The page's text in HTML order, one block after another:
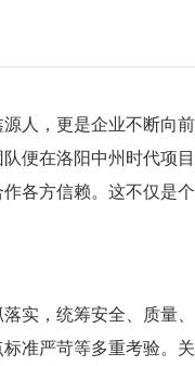
人，更是企业不断向
队便在洛阳中州时代项
作各方信赖。这不仅是
实，统筹安全、质量
准严苛等多重考验。关